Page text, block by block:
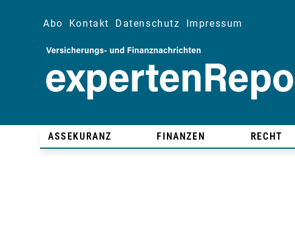
Abo Kontakt Datenschutz Impressum
ASSEKURANZ FINANZEN RECHT